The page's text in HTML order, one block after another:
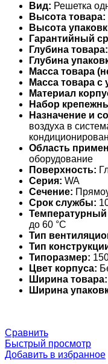
Вид: Решетка
Высота товара:
Высота
Гарантийный
Глубина товара:
Глубина
Масса товара
Масса товара с
Материал
Набор
Назначение и
воздуха в
Область
оборудование
Поверхность:
Серия: WA
Сечение:
Срок службы:
Температурный
до 60 °С
Тип
Тип
Типоразмер:
Цвет корпуса:
Ширина товара:
Ширина
Сравнить
Быстрый просмотр
Добавить в избранное